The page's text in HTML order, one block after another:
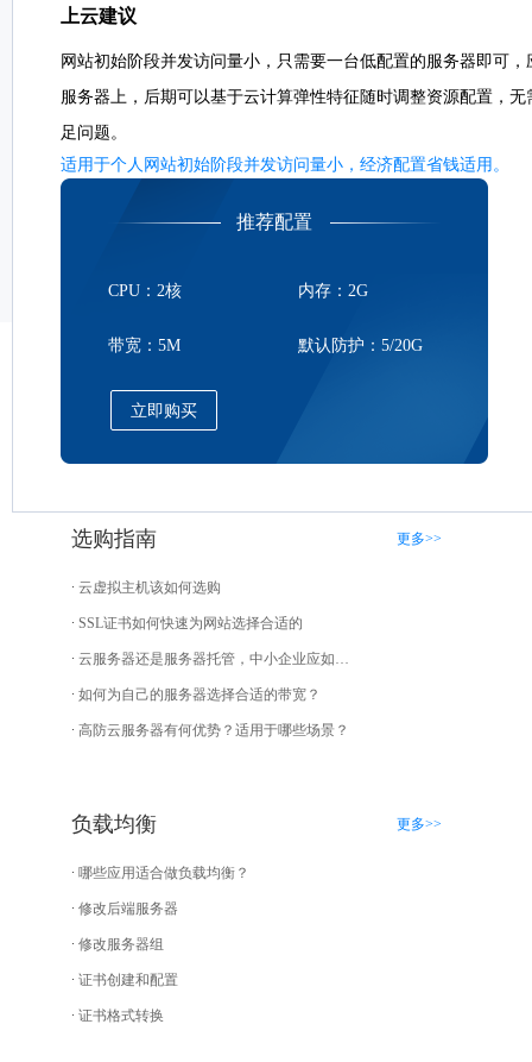
上云建议
网站初始阶段并发访问量小，只需要一台低配置的服务器即可
服务器上，后期可以基于云计算弹性特征随时调整资源配置，
足问题。
适用于个人网站初始阶段并发访问量小，经济配置省钱适用。
推荐配置
CPU：2核 内存：2G
带宽：5M 默认防护：5/20G
立即购买
选购指南 更多>>
云虚拟主机该如何选购
SSL证书如何快速为网站选择合适的
云服务器还是服务器托管，中小企业应如何选择？
如何为自己的服务器选择合适的带宽？
高防云服务器有何优势？适用于哪些场景？
负载均衡 更多>>
哪些应用适合做负载均衡？
修改后端服务器
修改服务器组
证书创建和配置
证书格式转换